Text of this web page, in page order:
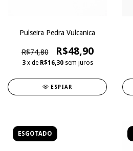
Pulseira Pedra Vulcanica
R$74,80 R$48,90
3 x de R$16,30 sem juros
ESPIAR
ESGOTADO